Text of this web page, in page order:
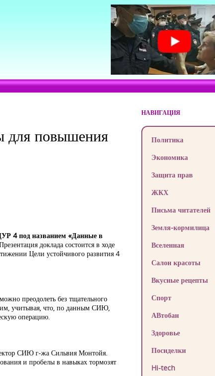
для повышения
4 под названием «Данные в
доклада состоится в ходе
Цели устойчивого развития 4
преодолеть без тщательного
учитывая, что, по данным СИЮ,
операцию.
СИЮ г-жа Сильвия Монтойя.
и пробелы в навыках тормозят
НАВИГАЦИЯ
Политика
Экономика
Защита прав
ЖКХ
Письма читателей
Земля-кормилица
Вселенная
Салон красоты
Вкусные рецепты
Спорт
АВтобан
Здоровье
Посиделки
Hi-tech